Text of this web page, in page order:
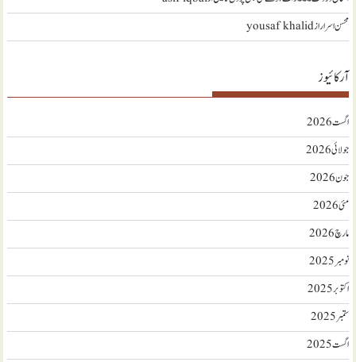
محسن اسرارازyousaf khalid
آرکائیوز
اگست 2026
جولائی 2026
جون 2026
مئی 2026
مارچ 2026
نومبر 2025
اکتوبر 2025
ستمبر 2025
اگست 2025